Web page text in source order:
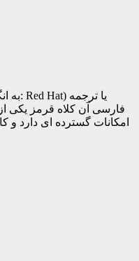
فارسی آن کلاه قرمز یکی
امکانات گسترده ای دارد و